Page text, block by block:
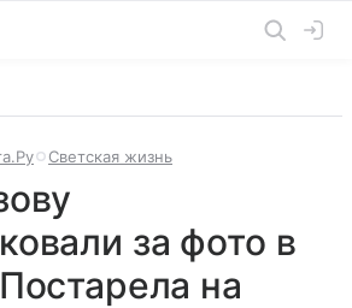
Светская жизнь
за фото в
на